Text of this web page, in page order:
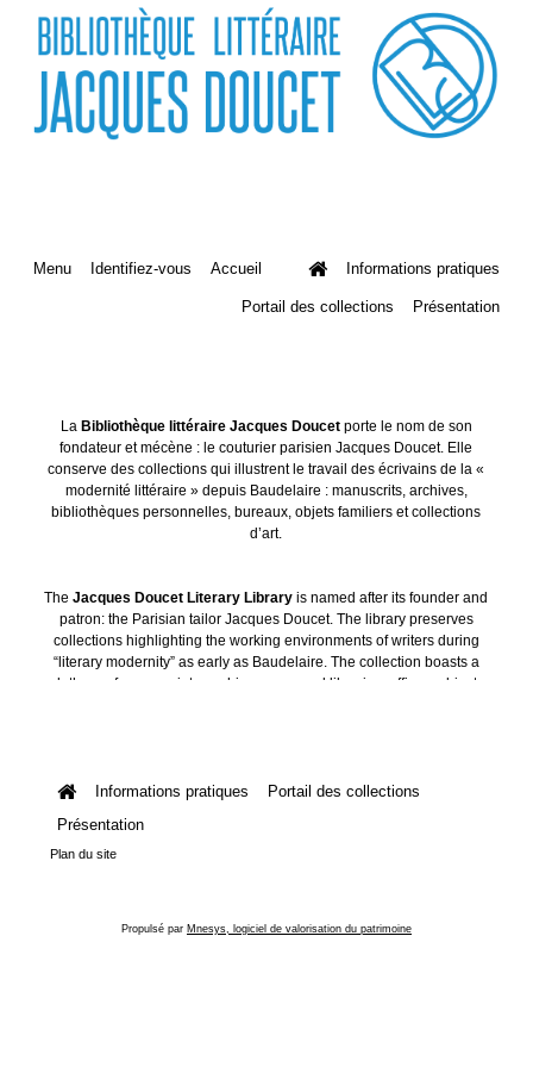
Menu Identifiez-vous Accueil Informations pratiques
Portail des collections Présentation
La Bibliothèque littéraire Jacques Doucetporte le nom de son
fondateur et mécène : le couturier parisien Jacques Doucet. Elle
conserve des collections qui illustrent le travail des écrivains de la «
modernité littéraire » depuis Baudelaire : manuscrits, archives,
bibliothèques personnelles, bureaux, objets familiers et collections
d’art.
TheJacques Doucet Literary Library is named after its founder and
patron: the Parisian tailor Jacques Doucet. The library preserves
collections highlighting the working environments of writers during
“literary modernity” as early as Baudelaire. The collection boasts a
plethora of manuscripts, archives, personal libraries, offices, objects
Informations pratiques
Portail des collections
Présentation
Plan du site
Propulsé par Mnesys, logiciel de valorisation du patrimoine